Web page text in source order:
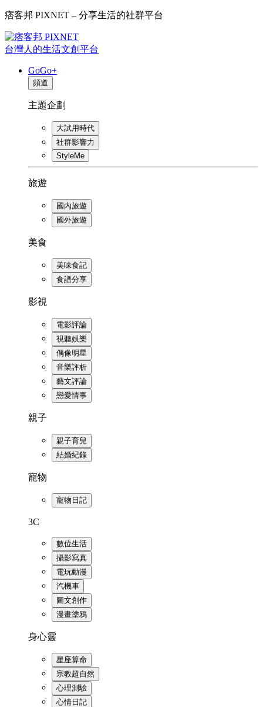
痞客邦 PIXNET – 分享生活的社群平台
台灣人的生活文創平台
GoGo+
頻道
主題企劃
大試用時代
社群影響力
StyleMe
旅遊
國內旅遊
國外旅遊
美食
美味食記
食譜分享
影視
電影評論
視聽娛樂
偶像明星
音樂評析
藝文評論
戀愛情事
親子
親子育兒
結婚紀錄
寵物
寵物日記
3C
數位生活
攝影寫真
電玩動漫
汽機車
圖文創作
漫畫塗鴉
身心靈
星座算命
宗教超自然
心理測驗
心情日記